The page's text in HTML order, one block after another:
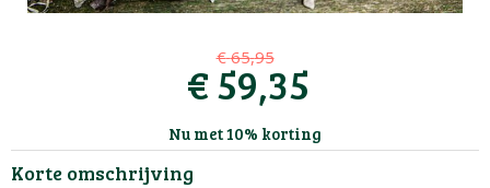
€ 65,95
€59,35
Nu met 10% korting
Korte omschrijving